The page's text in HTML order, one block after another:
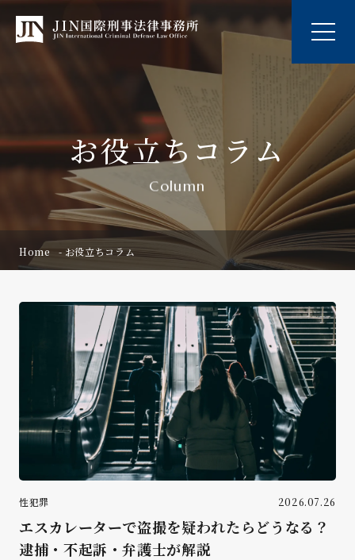
Home お役立ちコラム
お役立ちコラム
Column
性犯罪 2026.07.26
エスカレーターで盗撮を疑われたらどうなる？
逮捕・不起訴・弁護士が解説